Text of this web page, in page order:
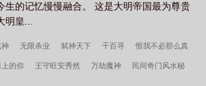
生的记忆慢慢融合。 这是大明帝国最为尊贵
皇...
神 无限杀业 弑神天下 千百寻 恨我不必那么真
的你 王守旺安秀然 万劫魔神 民间奇门风水秘